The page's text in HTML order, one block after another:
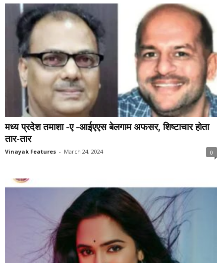
मध्य प्रदेश तमाशा -ए -आईएएस बेलगाम अफसर, शिष्टाचार होता
तार-तार
Vinayak Features - March 24, 2024 0